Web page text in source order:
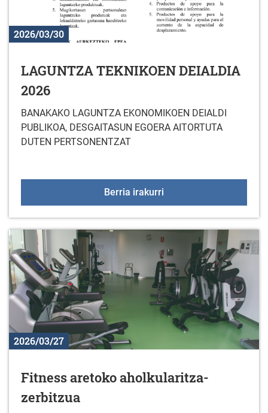
2026/03/30
LAGUNTZA TEKNIKOEN DEIALDIA
2026
BANAKAKO LAGUNTZA EKONOMIKOEN DEIALDI
PUBLIKOA, DESGAITASUN EGOERA AITORTUTA
DUTEN PERTSONENTZAT
Berria irakurri
2026/03/27
Fitness aretoko aholkularitza-
zerbitzua